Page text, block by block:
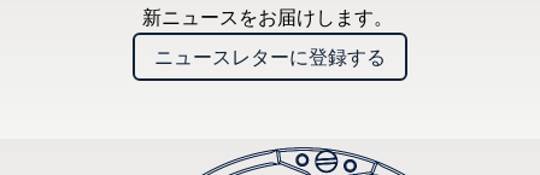
新ニュースをお届けします。
ニュースレターに登録する